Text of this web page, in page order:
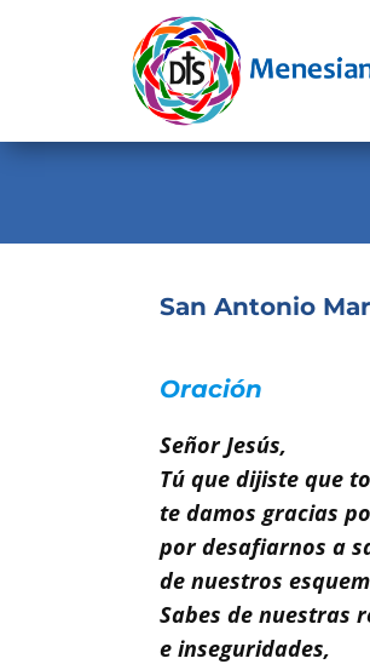
Calendario
Novena
Pastoral Vocacional
San Antonio
Oración
Señor Jesús,
Tú que dijiste que
te damos gracias
por desafiarnos a
de nuestros
Sabes de nuestras
e inseguridades,